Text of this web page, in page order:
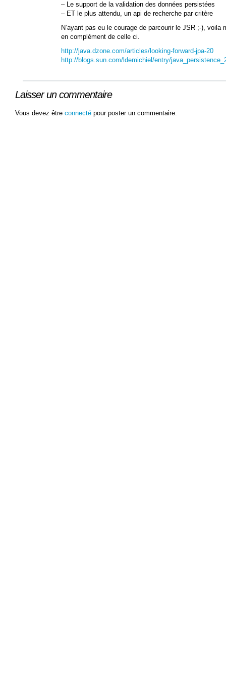
– Le support de la validation des données persistées
– ET le plus attendu, un api de recherche par critère
N’ayant pas eu le courage de parcourir le JSR ;-),
en complément de celle ci.
http://java.dzone.com/articles/looking-forward-jpa-20
http://blogs.sun.com/ldemichiel/entry/
Laisser un commentaire
Vous devez être connecté pour poster un commentaire.